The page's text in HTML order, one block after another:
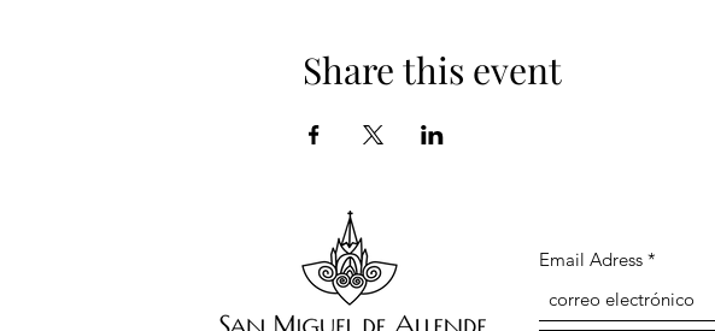
Share this event
Email Adress